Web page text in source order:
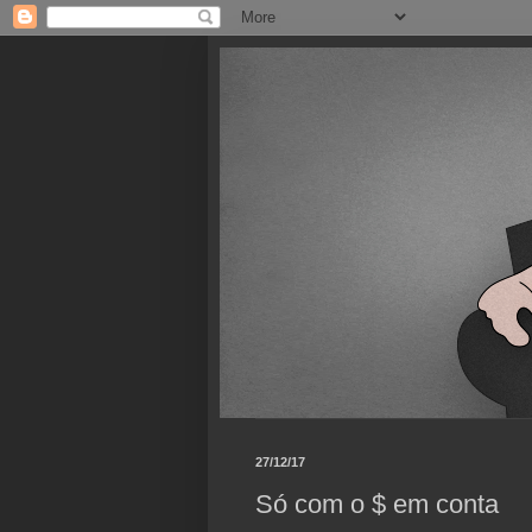
27/12/17
Só com o $ em conta